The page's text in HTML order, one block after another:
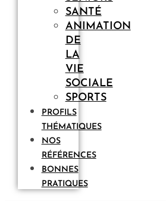
SANTÉ
ANIMATION
DE
LA
VIE
SOCIALE
SPORTS
PROFILS
THÉMATIQUES
NOS
RÉFÉRENCES
BONNES
PRATIQUES